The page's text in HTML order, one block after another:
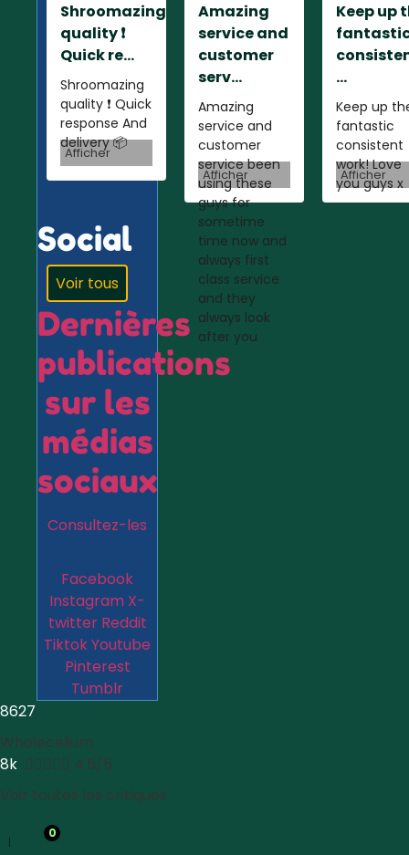
Shroomazing
quality ❗️
Quick re...
Shroomazing
quality ❗️ Quick
response And
delivery 📦
Afficher
Amazing
service and
customer
serv...
Amazing
service and
customer
service been
using these
guys for
sometime
time now and
always first
class service
and they
always look
after you
Afficher
Keep up
...
Keep up
fantastic
consistent
work! Love
you guys x
Afficher
Social
Voir tous
Dernières
publications
sur les
médias
sociaux
Consultez-les
Facebook
Instagram X-
twitter Reddit
TiktokYoutube
Pinterest
Tumblr
8627
Wholecelium
8k  4.5/5
Voir toutes les critiques
0